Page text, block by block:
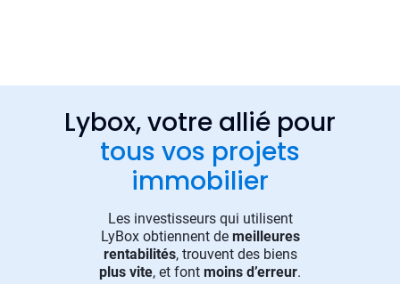
Lybox, votre allié pour
tous vos projets
immobilier
Les investisseurs qui utilisent
LyBox obtiennent de meilleures
rentabilités, trouvent des biens
plus vite, et font moins d’erreur.